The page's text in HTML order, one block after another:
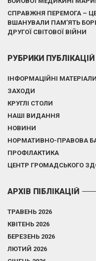
СПРАВЖНЯ ПЕРЕМОГА –
ВШАНУВАЛИ ПАМ’ЯТЬ
ДРУГОЇ СВІТОВОЇ ВІЙНИ
РУБРИКИ ПУБЛІКАЦІЙ
ІНФОРМАЦІЙНІ МАТЕРІАЛИ
ЗАХОДИ
КРУГЛІ СТОЛИ
НАШІ ВИДАННЯ
НОВИНИ
НОРМАТИВНО-ПРАВОВА
ПРОФІЛАКТИКА
ЦЕНТР ГРОМАДСЬКОГО
АРХІВ ПІБЛІКАЦІЙ
ТРАВЕНЬ 2026
КВІТЕНЬ 2026
БЕРЕЗЕНЬ 2026
ЛЮТИЙ 2026